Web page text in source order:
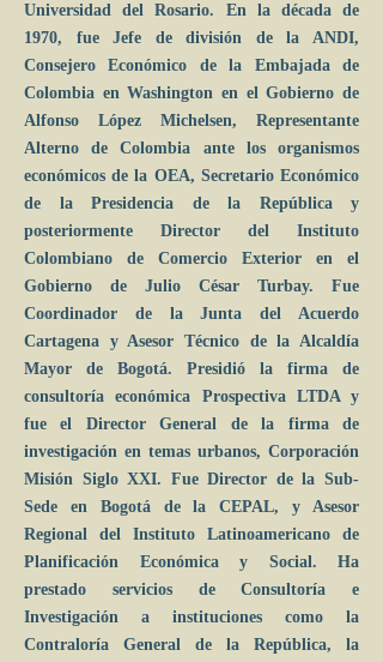
Universidad del Rosario. En la década de
1970, fue Jefe de división de la ANDI,
Consejero Económico de la Embajada de
Colombia en Washington en el Gobierno de
Alfonso López Michelsen, Representante
Alterno de Colombia ante los organismos
económicos de la OEA, Secretario Económico
de la Presidencia de la República y
posteriormente Director del Instituto
Colombiano de Comercio Exterior en el
Gobierno de Julio César Turbay. Fue
Coordinador de la Junta del Acuerdo
Cartagena y Asesor Técnico de la Alcaldía
Mayor de Bogotá. Presidió la firma de
consultoría económica Prospectiva LTDA y
fue el Director General de la firma de
investigación en temas urbanos, Corporación
Misión Siglo XXI. Fue Director de la Sub-
Sede en Bogotá de la CEPAL, y Asesor
Regional del Instituto Latinoamericano de
Planificación Económica y Social. Ha
prestado servicios de Consultoría e
Investigación a instituciones como la
Contraloría General de la República, la